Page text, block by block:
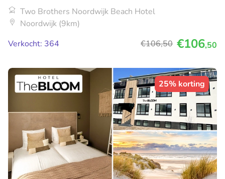
Two Brothers Noordwijk Beach Hotel
Noordwijk (9km)
Verkocht: 364
€106,50 €106,50
25% korting